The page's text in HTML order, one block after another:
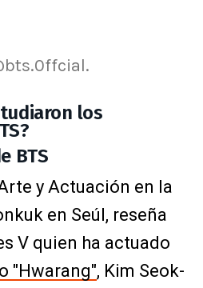
los
BTS
y Actuación en la
en Seúl, reseña
V quien ha actuado
"Hwarang", Kim Seok-